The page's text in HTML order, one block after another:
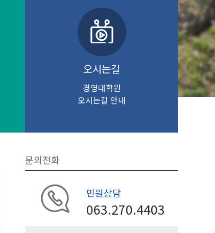
오시는길
경영대학원
오시는길 안내
문의전화
민원상담
063.270.4403